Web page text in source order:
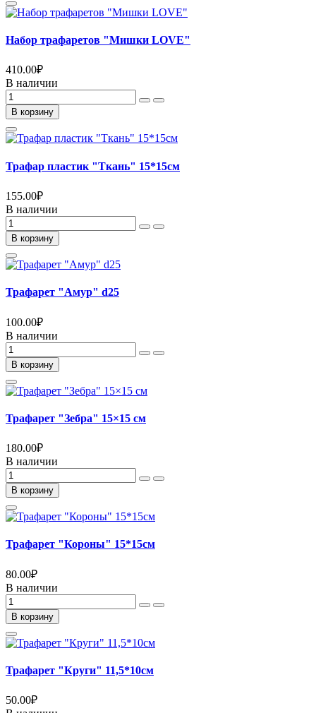
Набор трафаретов "Мишки LOVE"
410.00₽
В наличии
В корзину
Трафар пластик "Ткань" 15*15см
155.00₽
В наличии
В корзину
Трафарет "Амур" d25
100.00₽
В наличии
В корзину
Трафарет "Зебра" 15×15 см
180.00₽
В наличии
В корзину
Трафарет "Короны" 15*15см
80.00₽
В наличии
В корзину
Трафарет "Круги" 11,5*10см
50.00₽